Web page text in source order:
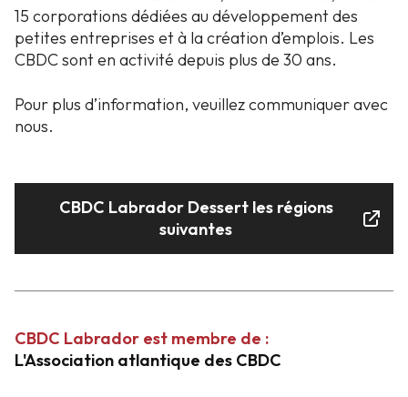
15 corporations dédiées au développement des
petites entreprises et à la création d’emplois. Les
CBDC sont en activité depuis plus de 30 ans.
Pour plus d’information, veuillez communiquer avec
nous.
CBDC Labrador Dessert les régions
suivantes
CBDC Labrador est membre de :
L'Association atlantique des CBDC